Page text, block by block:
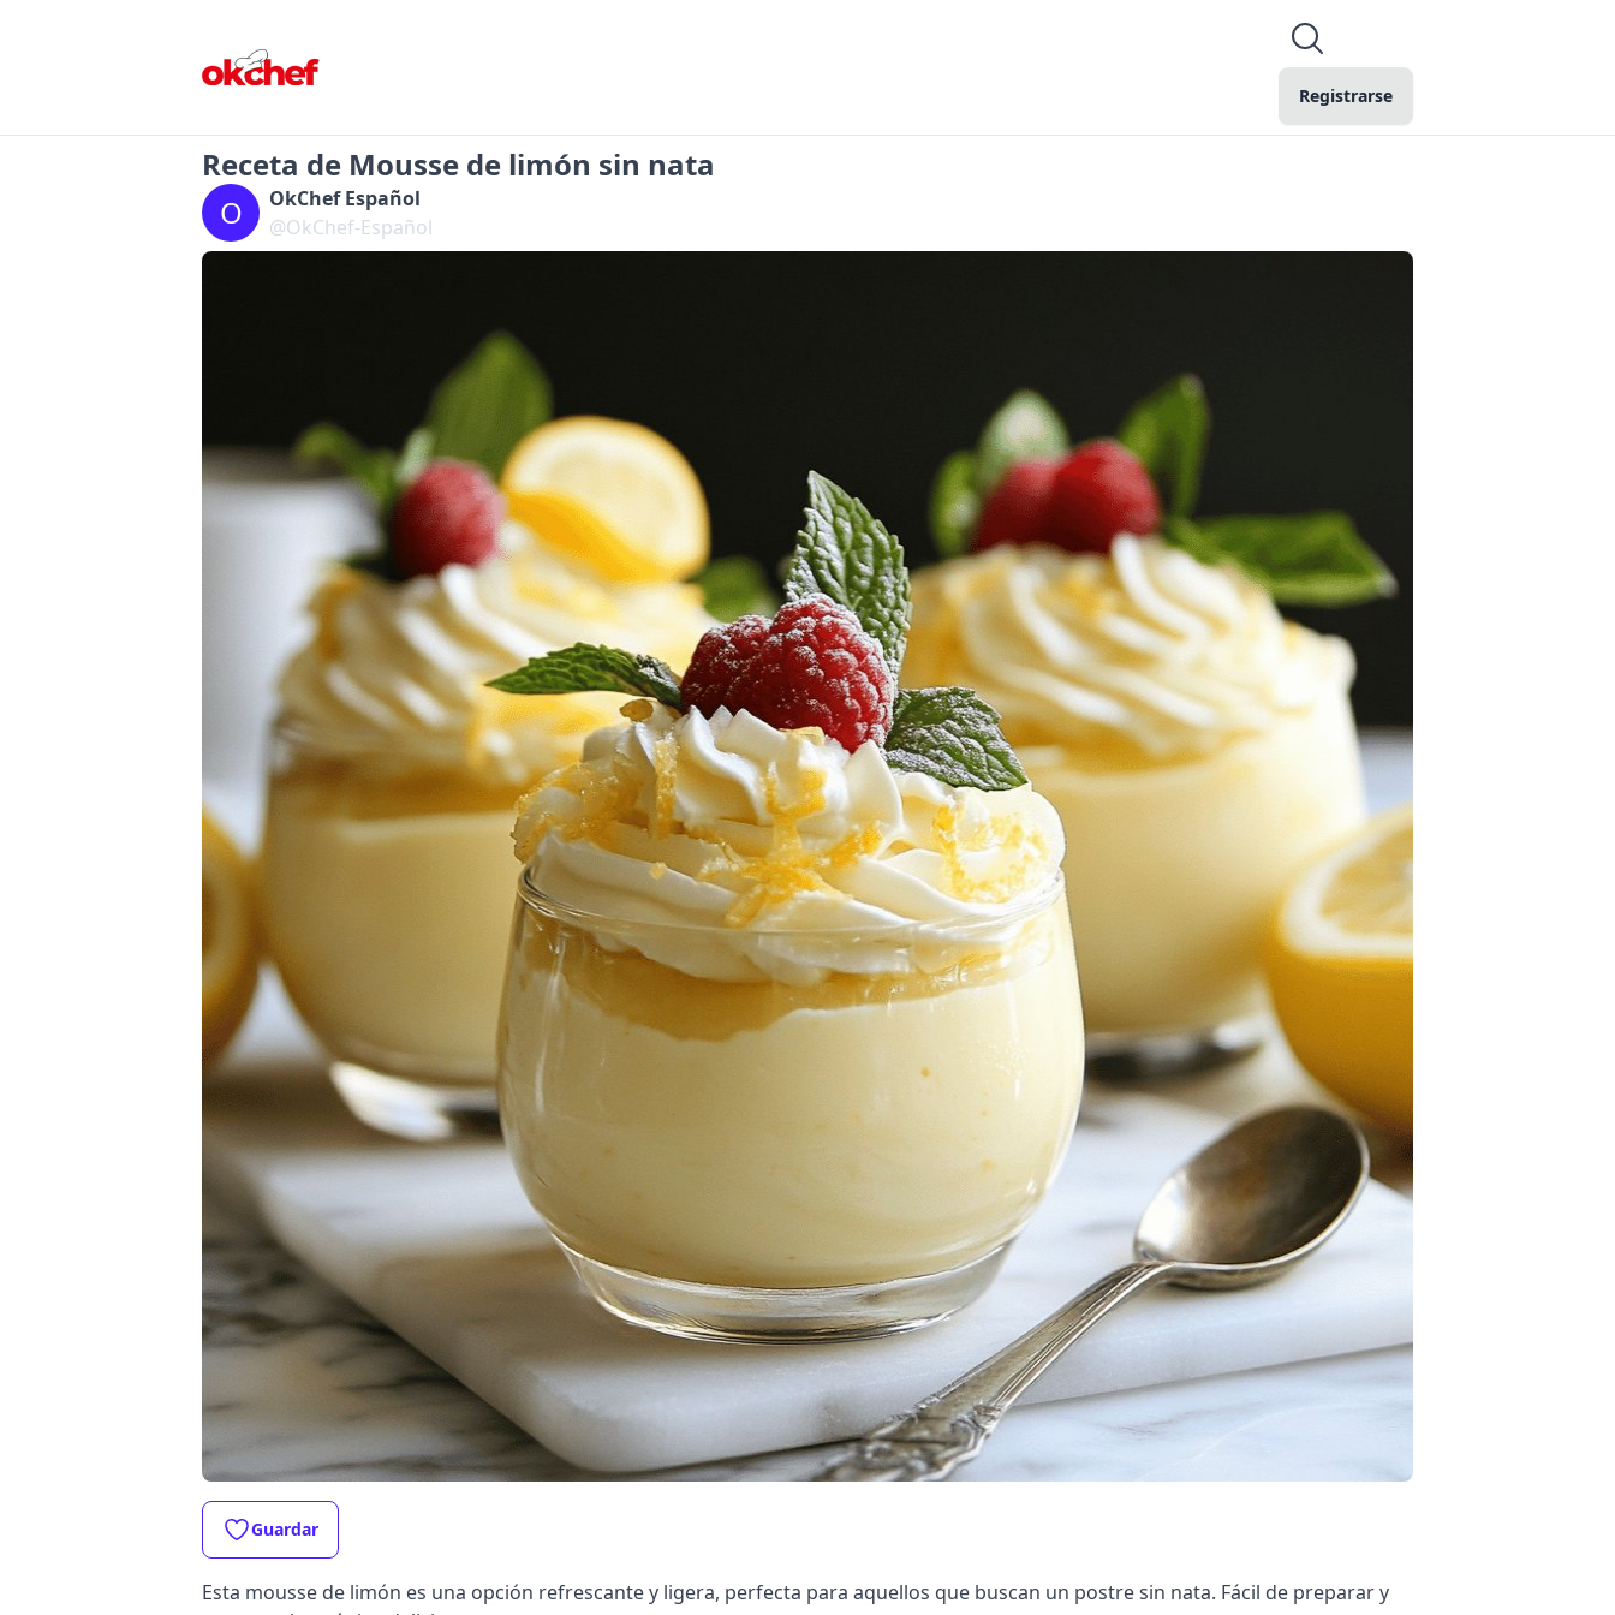
Registrarse
Receta de Mousse de limón sin nata
O
OkChef Español
@OkChef-Español
Guardar
Esta mousse de limón es una opción refrescante y ligera, perfecta para aquellos que buscan un postre sin nata. Fácil de preparar y